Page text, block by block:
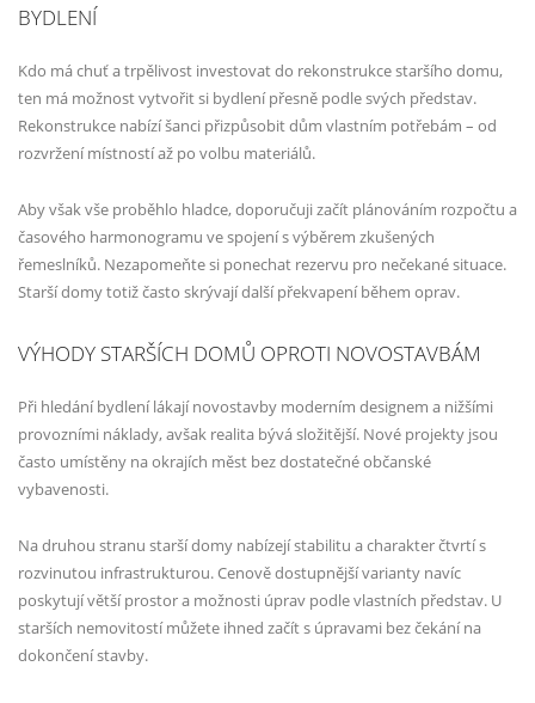
BYDLENÍ
Kdo má chuť a trpělivost investovat do rekonstrukce staršího domu,
ten má možnost vytvořit si bydlení přesně podle svých představ.
Rekonstrukce nabízí šanci přizpůsobit dům vlastním potřebám – od
rozvržení místností až po volbu materiálů.
Aby však vše proběhlo hladce, doporučuji začít plánováním rozpočtu a
časového harmonogramu ve spojení s výběrem zkušených
řemeslníků. Nezapomeňte si ponechat rezervu pro nečekané situace.
Starší domy totiž často skrývají další překvapení během oprav.
VÝHODY STARŠÍCH DOMŮ OPROTI NOVOSTAVBÁM
Při hledání bydlení lákají novostavby moderním designem a nižšími
provozními náklady, avšak realita bývá složitější. Nové projekty jsou
často umístěny na okrajích měst bez dostatečné občanské
vybavenosti.
Na druhou stranu starší domy nabízejí stabilitu a charakter čtvrtí s
rozvinutou infrastrukturou. Cenově dostupnější varianty navíc
poskytují větší prostor a možnosti úprav podle vlastních představ. U
starších nemovitostí můžete ihned začít s úpravami bez čekání na
dokončení stavby.